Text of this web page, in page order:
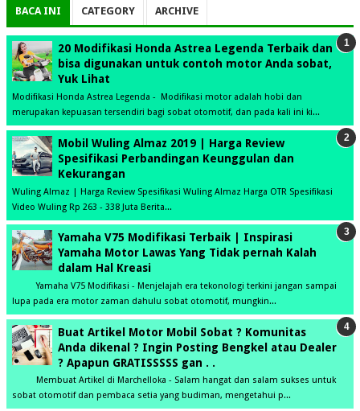
BACA INI CATEGORY ARCHIVE
20 Modifikasi Honda Astrea Legenda Terbaik dan
bisa digunakan untuk contoh motor Anda sobat,
Yuk Lihat
Modifikasi Honda Astrea Legenda - Modifikasi motor adalah hobi dan
merupakan kepuasan tersendiri bagi sobat otomotif, dan pada kali ini ki...
Mobil Wuling Almaz 2019 | Harga Review
Spesifikasi Perbandingan Keunggulan dan
Kekurangan
Wuling Almaz | Harga Review Spesifikasi Wuling Almaz Harga OTR Spesifikasi
Video Wuling Rp 263 - 338 Juta Berita...
Yamaha V75 Modifikasi Terbaik | Inspirasi
Yamaha Motor Lawas Yang Tidak pernah Kalah
dalam Hal Kreasi
Yamaha V75 Modifikasi - Menjelajah era tekonologi terkini jangan sampai
lupa pada era motor zaman dahulu sobat otomotif, mungkin...
Buat Artikel Motor Mobil Sobat ? Komunitas
Anda dikenal ? Ingin Posting Bengkel atau Dealer
? Apapun GRATISSSSS gan . .
Membuat Artikel di Marchelloka - Salam hangat dan salam sukses untuk
sobat otomotif dan pembaca setia yang budiman, mengetahui p...